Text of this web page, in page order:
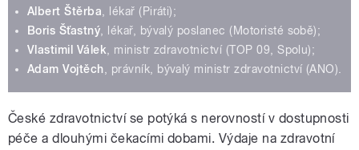
Albert Štěrba, lékař (Piráti);
Boris Šťastný, lékař, bývalý poslanec (Motoristé sobě);
Vlastimil Válek, ministr zdravotnictví (TOP 09, Spolu);
Adam Vojtěch, právník, bývalý ministr zdravotnictví (ANO).
České zdravotnictví se potýká s nerovností v dostupnosti
péče a dlouhými čekacími dobami. Výdaje na zdravotní